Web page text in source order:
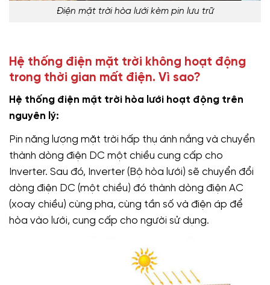
Điện mặt trời hòa lưới kèm pin lưu trữ
Hệ thống điện mặt trời không hoạt động
trong thời gian mất điện. Vì sao?
Hệ thống điện mặt trời hòa lưới hoạt động trên
nguyên lý:
Pin năng lượng mặt trời hấp thụ ánh nắng và chuyển
thành dòng điện DC một chiều cung cấp cho
Inverter. Sau đó, Inverter (Bộ hòa lưới) sẽ chuyển đổi
dòng điện DC (một chiều) đó thành dòng điện AC
(xoay chiều) cùng pha, cùng tần số và điện áp để
hòa vào lưới, cung cấp cho người sử dụng.